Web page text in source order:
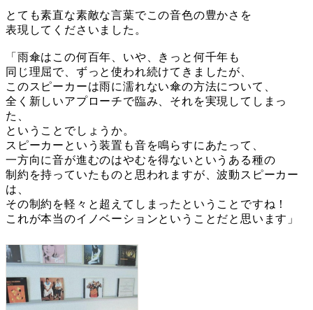
とても素直な素敵な言葉でこの音色の豊かさを
表現してくださいました。
「雨傘はこの何百年、いや、きっと何千年も
同じ理屈で、ずっと使われ続けてきましたが、
このスピーカーは雨に濡れない傘の方法について、
全く新しいアプローチで臨み、それを実現してしまっ
た、
ということでしょうか。
スピーカーという装置も音を鳴らすにあたって、
一方向に音が進むのはやむを得ないというある種の
制約を持っていたものと思われますが、波動スピーカー
は、
その制約を軽々と超えてしまったということですね！
これが本当のイノベーションということだと思います」